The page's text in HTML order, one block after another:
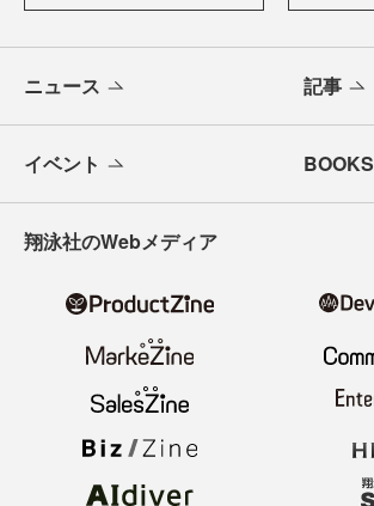
ニュース 記事
イベント BOOKS
翔泳社のWebメディア